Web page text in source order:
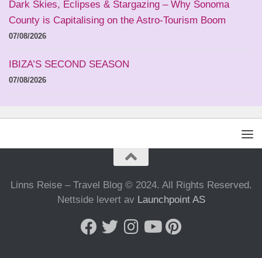
Dark Skies, Eclipses & Stargazing – Why Sonoma
County is Capitalising on the Astro-Tourism Boom
07/08/2026
IBIZA’S SECOND SEASON
07/08/2026
Linns Reise – Travel Blog © 2024. All Rights Reserved.
Nettside levert av Launchpoint AS